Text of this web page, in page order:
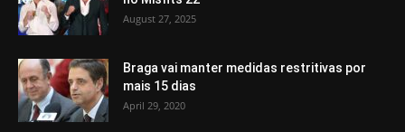
August 27, 2025
Braga vai manter medidas restritivas por
mais 15 dias
April 29, 2020